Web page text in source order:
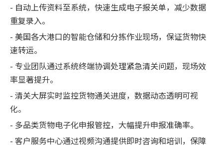
- 自动上传资料至系统，快速生成电子报关单，减少数据
重复录入。
- 美国各大港口的智能仓储和分拣作业现场，保证货物快
速转运。
- 专业团队通过系统终端协调处理紧急清关问题，现场效
率显著提升。
- 清关大屏实时监控货物通关进度，数据动态透明可视
化。
- 多品类货物电子化申报管控，大幅提升申报准确率。
- 客户服务中心通过视频沟通提供即时咨询和培训，保障